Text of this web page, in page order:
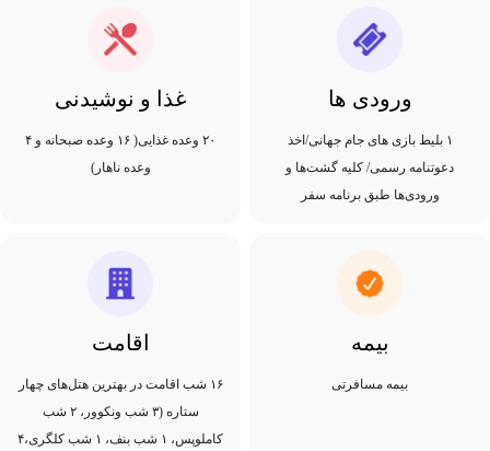
ورودی ها
۱ بلیط بازی های جام جهانی/اخذ
دعوتنامه رسمی/ کلیه گشت‌ها و
ورودی‌ها طبق برنامه سفر
غذا و نوشیدنی
۲۰ وعده غذایی( ۱۶ وعده صبحانه و ۴
وعده ناهار)
بیمه
بیمه مسافرتی
اقامت
۱۶ شب اقامت در بهترین هتل‌های چهار
ستاره (۳ شب ونکوور، ۲ شب
کاملوپس، ۱ شب بنف، ۱ شب کلگری،۴